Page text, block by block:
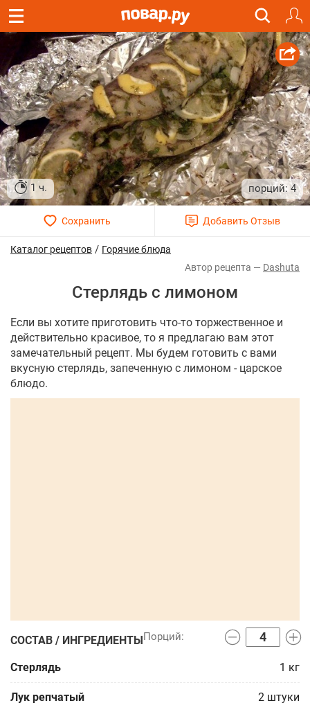
1 ч. 4
Каталог рецептов / Горячие блюда
Dashuta
Стерлядь с лимоном
Если вы хотите приготовить что-то торжественное и
действительно красивое, то я предлагаю вам этот
замечательный рецепт. Мы будем готовить с вами
вкусную стерлядь, запеченную с лимоном - царское
блюдо.
СОСТАВ / ИНГРЕДИЕНТЫ
Стерлядь 1 кг
Лук репчатый 2 штуки